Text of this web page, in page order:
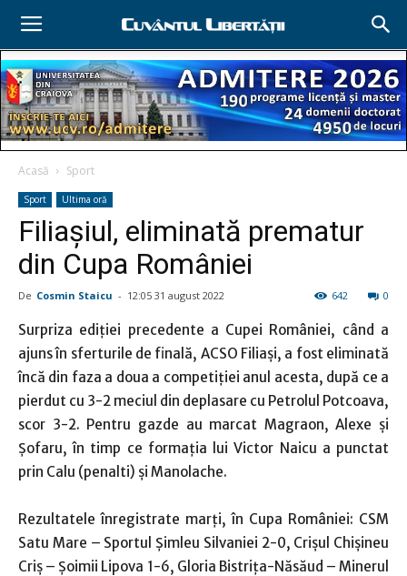
Acasă Sport
Sport Ultima oră
Filiaşiul, eliminată prematur
din Cupa României
De Cosmin Staicu - 12:05 31 august 2022 0
642
Surpriza ediţiei precedente a Cupei României, când a
ajuns în sferturile de finală, ACSO Filiaşi, a fost eliminată
încă din faza a doua a competiţiei anul acesta, după ce a
pierdut cu 3-2 meciul din deplasare cu Petrolul Potcoava,
scor 3-2. Pentru gazde au marcat Magraon, Alexe şi
Şofaru, în timp ce formaţia lui Victor Naicu a punctat
prin Calu (penalti) şi Manolache.
Rezultatele înregistrate marţi, în Cupa României: CSM
Satu Mare – Sportul Şimleu Silvaniei 2-0, Crişul Chişineu
Criş – Şoimii Lipova 1-6, Gloria Bistriţa-Năsăud – Minerul